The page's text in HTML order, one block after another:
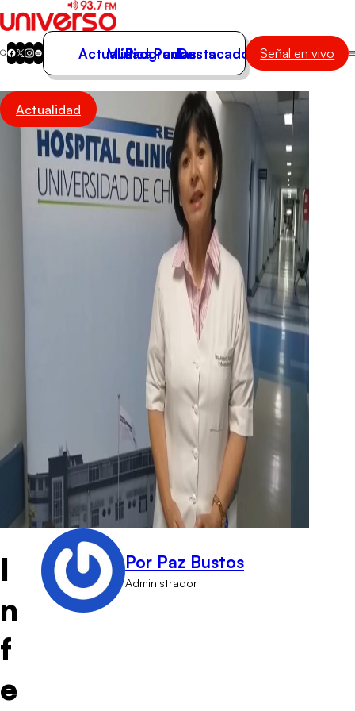
Actualidad
Música
Programas
Podcasts
Destacados
Actualidad
Música
Programas
Podcasts
Destacados Señal en vivo
Actualidad
I
n
f
e
Por Paz Bustos
Administrador